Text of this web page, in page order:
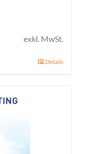
exkl. MwSt.
Details